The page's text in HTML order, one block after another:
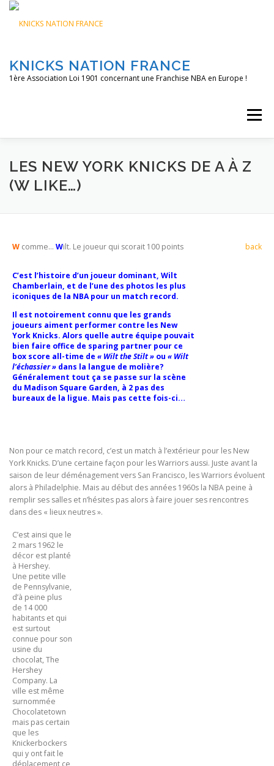
Aller
contenu
KNICKS NATION FRANCE
1ère Association Loi 1901 concernant une Franchise NBA en Europe !
Menu
ACCUEIL NOS ACTIONS BLOG KNFTV
LES NEW YORK KNICKS DE A À Z
(W LIKE…)
W comme… Wilt. Le joueur qui scorait 100 points back
C’est l’histoire d’un joueur dominant, Wilt
Chamberlain, et de l’une des photos les plus
iconiques de la NBA pour un match record.
Il est notoirement connu que les grands
joueurs aiment performer contre les New
York Knicks. Alors quelle autre équipe pouvait
bien faire office de sparing partner pour ce
box score all-time de « Wilt the Stilt » ou « Wilt
l’échassier » dans la langue de molière?
Généralement tout ça se passe sur la scène
du Madison Square Garden, à 2 pas des
bureaux de la ligue. Mais pas cette fois-ci…
Non pour ce match record, c’est un match à l’extérieur pour les New
York Knicks. D’une certaine façon pour les Warriors aussi. Juste avant la
saison de leur déménagement vers San Francisco, les Warriors évoluent
alors à Philadelphie. Mais au début des années 1960s la NBA peine à
remplir ses salles et n’hésites pas alors à faire jouer ses rencontres
dans des « lieux neutres ».
C’est ainsi que le
2 mars 1962 le
décor est planté
à Hershey.
Une petite ville
de Pennsylvanie,
d’à peine plus
de 14 000
habitants et qui
est surtout
connue pour son
usine du
chocolat, The
Hershey
Company. La
ville est même
surnommée
Chocolatetown
mais pas certain
que les
Knickerbockers
qui y ont fait le